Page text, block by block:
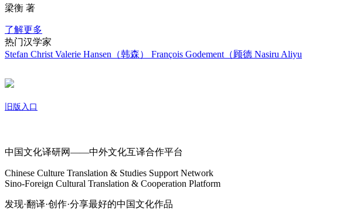
梁衡 著
了解更多
热门汉学家
Stefan Christ Valerie Hansen（韩森） François Godement（顾德 Nasiru Aliyu
旧版入口
中国文化译研网——中外文化互译合作平台
Chinese Culture Translation & Studies Support Network
Sino-Foreign Cultural Translation & Cooperation Platform
发现·翻译·创作·分享最好的中国文化作品